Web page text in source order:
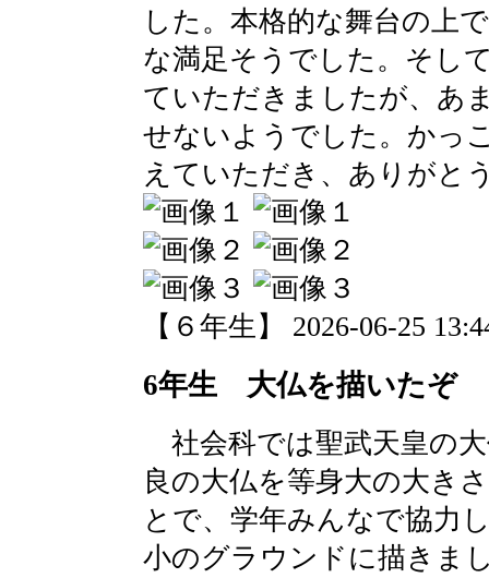
した。本格的な舞台の上
な満足そうでした。そし
ていただきましたが、あ
せないようでした。かっ
えていただき、ありがと
【６年生】 2026-06-25
6年生 大仏を描いたぞ
社会科では聖武天皇の
良の大仏を等身大の大き
とで、学年みんなで協力
小のグラウンドに描きま